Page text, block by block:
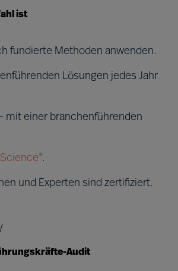
ist
fundierte Methoden anwenden.
Lösungen jedes Jahr
mit einer branchenführenden
®.
und Experten sind zertifiziert.
Audit